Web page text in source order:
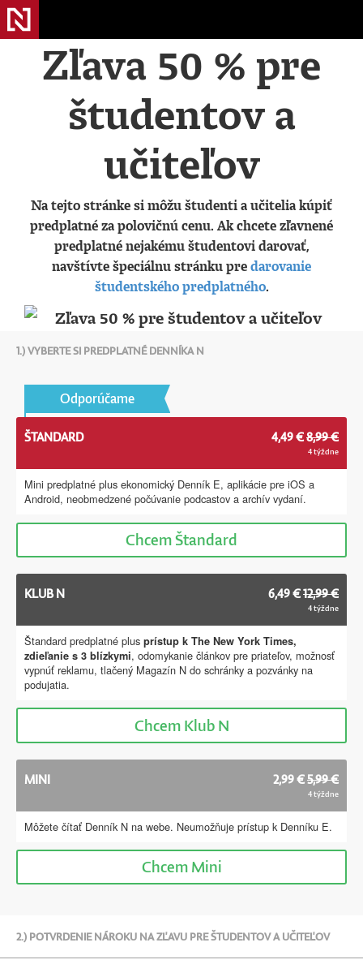
Zľava 50 % pre
študentov a
učiteľov
Na tejto stránke si môžu študenti a učitelia kúpiť
predplatné za polovičnú cenu. Ak chcete zľavnené
predplatné nejakému študentovi darovať,
navštívte špeciálnu stránku predarovanie
študentského predplatného.
1.) VYBERTE SI PREDPLATNÉ DENNÍKA N
KLUB N 6,49 €12,99 €
4 týždne
Štandard predplatné plus prístup k The New York Times,
zdieľanie s 3 blízkymi, odomykanie článkov pre priateľov, možnosť
vypnúť reklamu, tlačený Magazín N do schránky a pozvánky na
podujatia.
ChcemKlub N
Odporúčame
ŠTANDARD 4,49 €8,99 €
4 týždne
Mini predplatné plus ekonomický Denník E, aplikácie pre iOS a
Android, neobmedzené počúvanie podcastov a archív vydaní.
ChcemŠtandard
MINI 2,99 €5,99 €
4 týždne
Môžete čítať Denník N na webe. Neumožňuje prístup k Denníku E.
ChcemMini
2.) POTVRDENIE NÁROKU NA ZĽAVU PRE ŠTUDENTOV A UČITEĽOV